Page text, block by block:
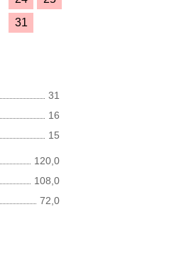
31
31
16
15
120,0
108,0
72,0